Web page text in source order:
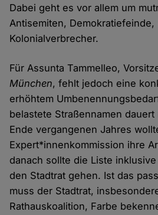
Dabei geht es vor allem um
Antisemiten, Demokratiefeinde,
Kolonialverbrecher.
Für Assunta Tammelleo,
München, fehlt jedoch eine
erhöhtem
belastete Straßennamen
Ende vergangenen Jahres
Expert*innenkommission ihre
danach sollte die Liste
den Stadtrat gehen. Ist das
muss der Stadtrat,
Rathauskoalition, Farbe